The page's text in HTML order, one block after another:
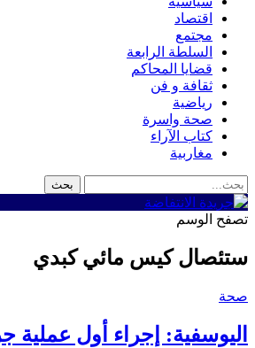
اقتصاد
مجتمع
السلطة الرابعة
قضايا المحاكم
ثقافة و فن
رياضية
صحة واسرة
كتاب الآراء
مغاربية
تصفح الوسم
ستئصال كيس مائي كبدي
صحة
اليوسفية: إجراء أول عملية